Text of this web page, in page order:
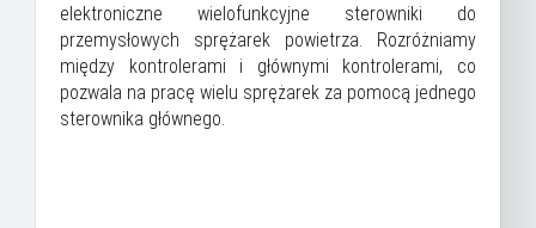
elektroniczne wielofunkcyjne sterowniki do
przemysłowych sprężarek powietrza. Rozróżniamy
między kontrolerami i głównymi kontrolerami, co
pozwala na pracę wielu sprężarek za pomocą jednego
sterownika głównego.